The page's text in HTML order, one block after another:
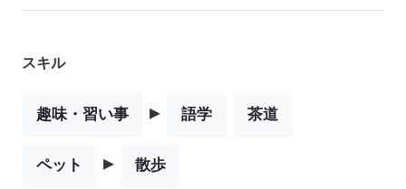
スキル
趣味・習い事 ▸ 語学 茶道
ペット ▸ 散歩